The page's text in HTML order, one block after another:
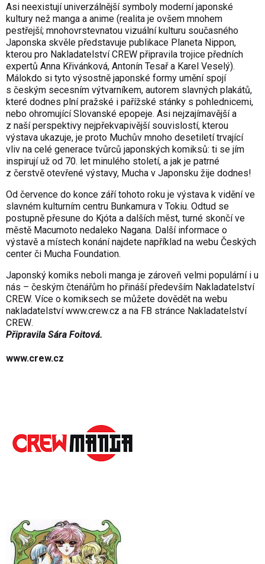
Asi neexistují univerzálnější symboly moderní japonské
kultury než manga a anime (realita je ovšem mnohem
pestřejší; mnohovrstevnatou vizuální kulturu současného
Japonska skvěle představuje publikace Planeta Nippon,
kterou pro Nakladatelství CREW připravila trojice předních
expertů Anna Křivánková, Antonín Tesař a Karel Veselý).
Málokdo si tyto výsostně japonské formy umění spojí
s českým secesním výtvarníkem, autorem slavných plakátů,
které dodnes plní pražské i pařížské stánky s pohlednicemi,
nebo ohromující Slovanské epopeje. Asi nejzajímavější a
z naší perspektivy nejpřekvapivější souvislostí, kterou
výstava ukazuje, je proto Muchův mnoho desetiletí trvající
vliv na celé generace tvůrců japonských komiksů: ti se jím
inspirují už od 70. let minulého století, a jak je patrné
z čerstvě otevřené výstavy, Mucha v Japonsku žije dodnes!
Od července do konce září tohoto roku je výstava k vidění ve
slavném kulturním centru Bunkamura v Tokiu. Odtud se
postupně přesune do Kjóta a dalších měst, turné skončí ve
městě Macumoto nedaleko Nagana. Další informace o
výstavě a místech konání najdete například na webu Českých
center či Mucha Foundation.
Japonský komiks neboli manga je zároveň velmi populární i u
nás – českým čtenářům ho přináší především Nakladatelství
CREW. Více o komiksech se můžete dovědět na webu
nakladatelstvíwww.crew.cz a na FB stránce Nakladatelství
CREW.
Připravila Sára Foitová.
www.crew.cz